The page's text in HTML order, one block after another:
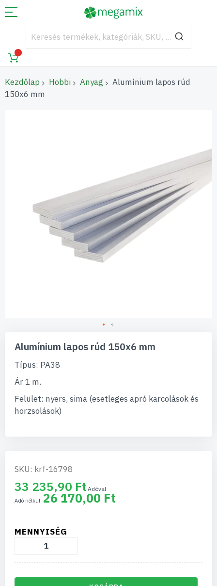
Kezdőlap Hobbi Anyag
Alumínium lapos rúd
150x6 mm
képgaléria
elejére
Alumínium lapos rúd 150x6 mm
Típus: PA38
Ár 1 m.
Felület: nyers, sima (esetleges apró karcolások és
horzsolások)
SKU: krf-16798
33 235,90 Ft
26 170,00 Ft
MENNYISÉG